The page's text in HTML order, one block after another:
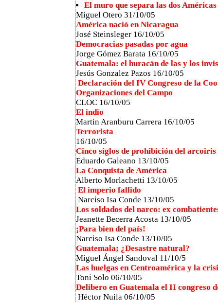
El muro que separa las dos Américas
Miguel Otero 31/10/05
América nació en Nicaragua
José Steinsleger 16/10/05
Democracias pasadas por agua
Jorge Gómez Barata 16/10/05
Guatemala: el huracán de las y los
Jesús Gonzalez Pazos 16/10/05
Declaración del IV Congreso de la
Organizaciones del Campo
CLOC 16/10/05
El indio
Martin Aranburu Carrera 16/10/05
Terrorista
16/10/05
Cinco siglos de prohibición del arcoiris
Eduardo Galeano 13/10/05
La Conquista de América
Alberto Morlachetti 13/10/05
El imperio fallido
Narciso Isa Conde 13/10/05
Los soldados del narco: ex
Jeanette Becerra Acosta 13/10/05
¡Para bien del país!
Narciso Isa Conde 13/10/05
Guatemala; ¿Desastre natural?
Miguel Ángel Sandoval 11/10/5
Las huelgas en Centroamérica y la
Toni Solo 06/10/05
Delibero en Guatemala el II congreso
Héctor Nuila 06/10/05